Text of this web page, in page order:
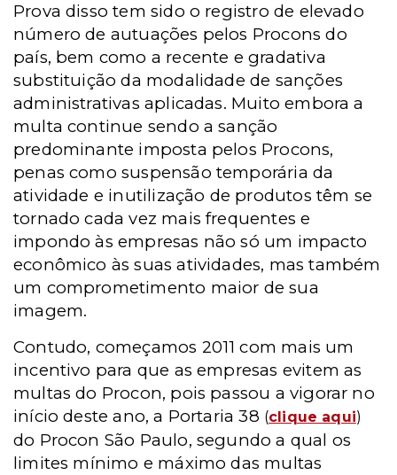
Prova disso tem sido o registro de elevado
número de autuações pelos Procons do
país, bem como a recente e gradativa
substituição da modalidade de sanções
administrativas aplicadas. Muito embora a
multa continue sendo a sanção
predominante imposta pelos Procons,
penas como suspensão temporária da
atividade e inutilização de produtos têm se
tornado cada vez mais frequentes e
impondo às empresas não só um impacto
econômico às suas atividades, mas também
um comprometimento maior de sua
imagem.
Contudo, começamos 2011 com mais um
incentivo para que as empresas evitem as
multas do Procon, pois passou a vigorar no
início deste ano, a Portaria 38 (clique aqui)
do Procon São Paulo, segundo a qual os
limites mínimo e máximo das multas